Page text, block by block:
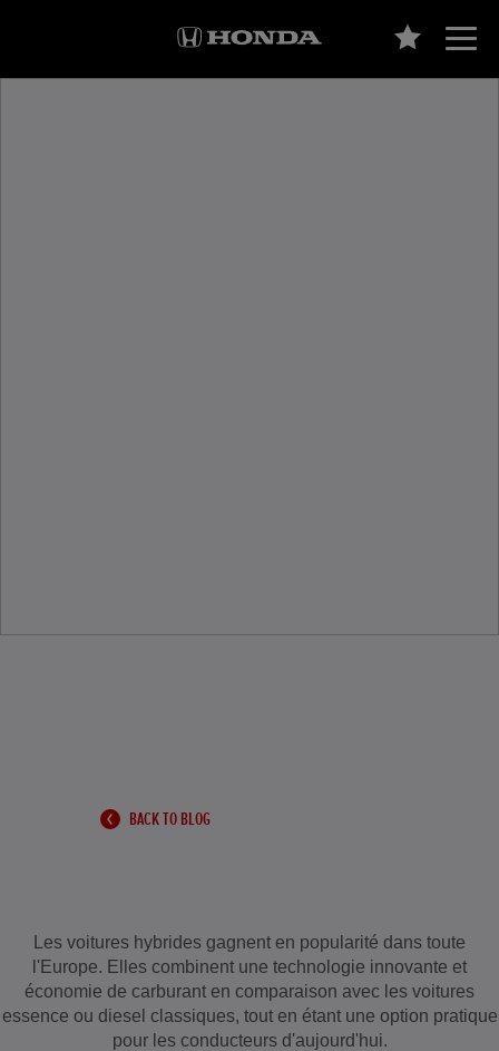
BACK TO BLOG
Les voitures hybrides gagnent en popularité dans toute
l'Europe. Elles combinent une technologie innovante et
économie de carburant en comparaison avec les voitures
essence ou diesel classiques, tout en étant une option pratique
pour les conducteurs d'aujourd'hui.